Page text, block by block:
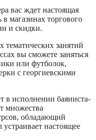
вас ждет настоящая
магазинах торгового
и скидки.
занятий
вы сможете заняться
или футболок,
с георгиевскими
в исполнении баяниста-
множества
обладающий
настоящее